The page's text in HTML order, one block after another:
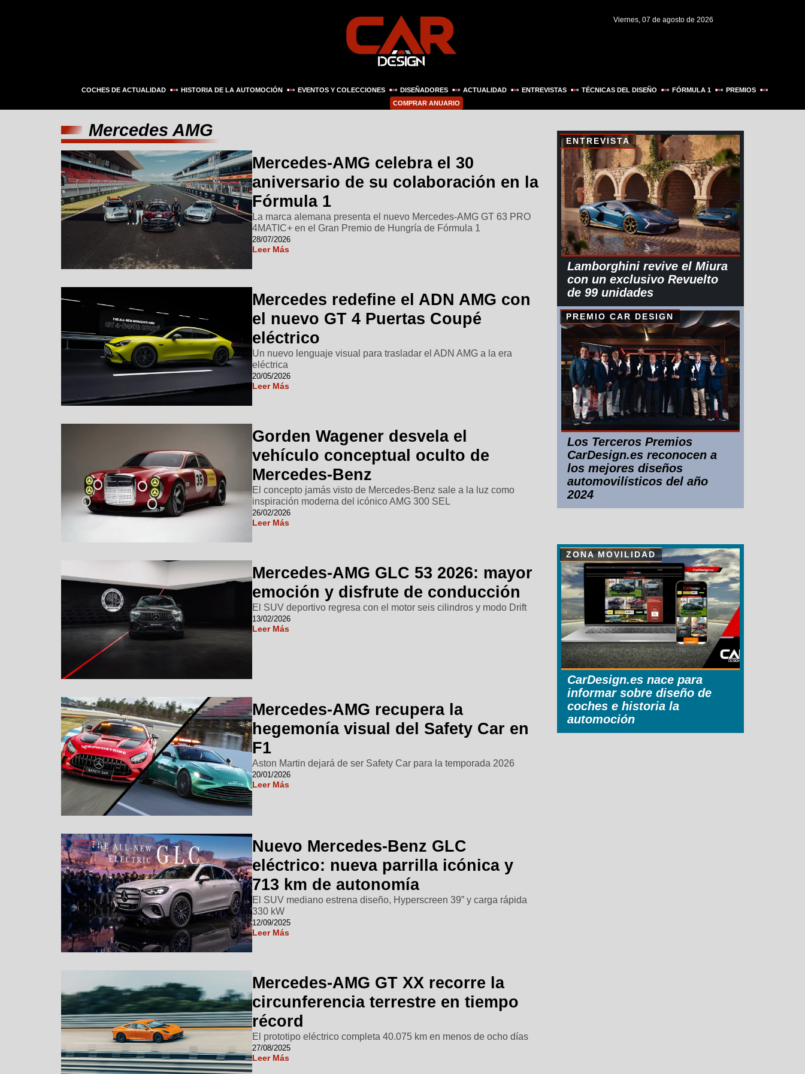
Viernes, 07 de agosto de 2026
COCHES DE ACTUALIDAD HISTORIA DE LA AUTOMOCIÓN EVENTOS Y COLECCIONES DISEÑADORES ACTUALIDAD ENTREVISTAS TÉCNICAS DEL DISEÑO FÓRMULA 1
PREMIOS
COMPRAR ANUARIO
Mercedes AMG
Mercedes-AMG celebra el 30
aniversario de su colaboración en la
Fórmula 1
La marca alemana presenta el nuevo Mercedes-AMG GT 63 PRO
4MATIC+ en el Gran Premio de Hungría de Fórmula 1
28/07/2026
Leer Más
Mercedes redefine el ADN AMG con
el nuevo GT 4 Puertas Coupé
eléctrico
Un nuevo lenguaje visual para trasladar el ADN AMG a la era
eléctrica
20/05/2026
Leer Más
Gorden Wagener desvela el
vehículo conceptual oculto de
Mercedes-Benz
El concepto jamás visto de Mercedes-Benz sale a la luz como
inspiración moderna del icónico AMG 300 SEL
26/02/2026
Leer Más
Mercedes-AMG GLC 53 2026: mayor
emoción y disfrute de conducción
El SUV deportivo regresa con el motor seis cilindros y modo Drift
13/02/2026
Leer Más
Mercedes-AMG recupera la
hegemonía visual del Safety Car en
F1
Aston Martin dejará de ser Safety Car para la temporada 2026
20/01/2026
Leer Más
Nuevo Mercedes-Benz GLC
eléctrico: nueva parrilla icónica y
713 km de autonomía
El SUV mediano estrena diseño, Hyperscreen 39” y carga rápida
330 kW
12/09/2025
Leer Más
Mercedes-AMG GT XX recorre la
circunferencia terrestre en tiempo
récord
El prototipo eléctrico completa 40.075 km en menos de ocho días
27/08/2025
Leer Más
ENTREVISTA
Lamborghini revive el Miura
con un exclusivo Revuelto
de 99 unidades
PREMIO CAR DESIGN
Los Terceros Premios
CarDesign.es reconocen a
los mejores diseños
automovilísticos del año
2024
ZONA MOVILIDAD
CarDesign.es nace para
informar sobre diseño de
coches e historia la
automoción